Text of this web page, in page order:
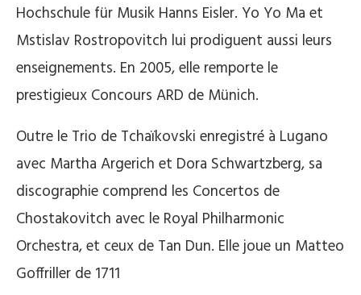
Hochschule für Musik Hanns Eisler. Yo Yo Ma et
Mstislav Rostropovitch lui prodiguent aussi leurs
enseignements. En 2005, elle remporte le
prestigieux Concours ARD de Münich.
Outre le Trio de Tchaïkovski enregistré à Lugano
avec Martha Argerich et Dora Schwartzberg, sa
discographie comprend les Concertos de
Chostakovitch avec le Royal Philharmonic
Orchestra, et ceux de Tan Dun. Elle joue un Matteo
Goffriller de 1711